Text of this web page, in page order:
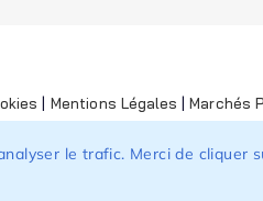
Mentions Légales |Marchés
le trafic. Merci de cliquer